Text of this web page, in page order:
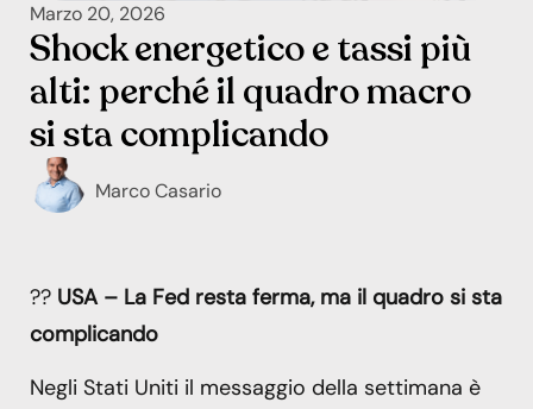
Marzo 20, 2026
Shock energetico e tassi più
alti: perché il quadro macro
si sta complicando
Marco Casario
?? USA – La Fed resta ferma, ma il quadro si sta
complicando
Negli Stati Uniti il messaggio della settimana è